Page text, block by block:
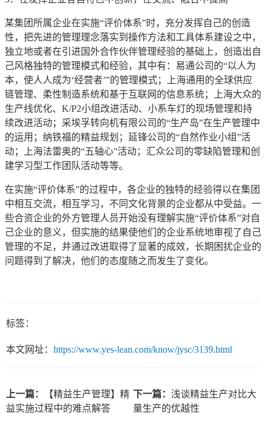
某集团所属企业在实施“评价体系”时，充分发挥自己的创造
性，把先进的管理理念落实到操作方法和工具体系建设之中，
独立地或者在引进国外合作伙伴管理经验的基础上，创造出自
己风格独特的管理模式和经验，其中有：易通公司的“以人为
本，使人人成为‘经营者’”的管理模式；上海通用的全球供应
链管理、柔性制造系统和基于互联网的信息系统；上海大众的
生产线优化、K/P2小组改进活动、小系车灯的现场管理和持
续改进活动；采埃孚转向机有限公司的“生产岛”在生产管理中
的运用；纳铁福的精益规划；延锋公司的“自然作业小组”活
动；上海法雷奥的“五轴心”活动；汇众公司的零缺陷管理和创
建学习型工作团队活动等等。
在实施“评价体系”的过程中，各企业的独特的经验得以在集团
中相互交流，相互学习，不同文化背景的企业都从中受益。一
些合资企业的外方管理人员开始没有理解实施“评价体系”对自
己企业的意义，但实施的结果使他们的企业系统地审视了自己
管理的不足，并通过改进取得了显著的成效，长期困扰企业的
问题得到了解决，他们的态度随之而发生了变化。
标签：
本文网址： https://www.yes-lean.com/know/jysc/3139.html
上一篇：
【精益生产管理】精
益实施过程中的难点解答
下一篇： 浅谈精益生产对比大
量生产的优越性